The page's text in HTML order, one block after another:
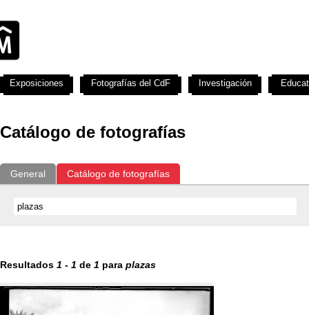
Catálogo de fotografías
General Catálogo de fotografías
Resultados 1 - 1 de 1 para plazas
Exposiciones Fotografías del CdF Investigación